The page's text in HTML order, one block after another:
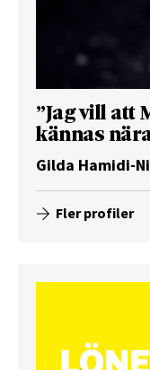
”Jag vill att
kännas
Gilda Hamidi-
Fler profiler